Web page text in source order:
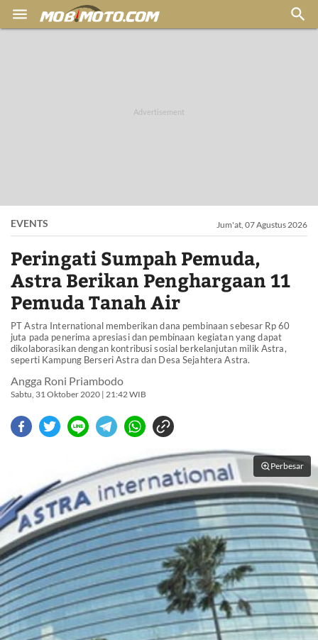
 
EVENTS Jum'at, 07 Agustus 2026
Peringati Sumpah Pemuda,
Astra Berikan Penghargaan 11
Pemuda Tanah Air
PT Astra International memberikan dana pembinaan sebesar Rp 60
juta pada penerima apresiasi dan pembinaan kegiatan yang dapat
dikolaborasikan dengan kontribusi sosial berkelanjutan milik Astra,
seperti Kampung Berseri Astra dan Desa Sejahtera Astra.
Angga Roni Priambodo
Sabtu, 31 Oktober 2020 | 21:42 WIB
Perbesar